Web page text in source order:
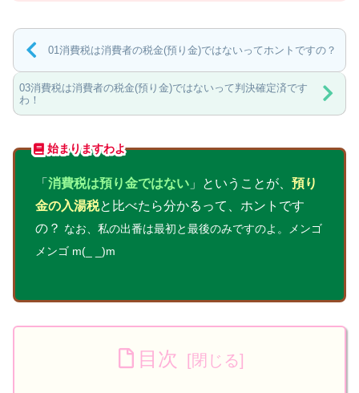
01消費税は消費者の税金(預り金)ではないってホントですの？
03消費税は消費者の税金(預り金)ではないって判決確定済です
わ！
始まりますわよ
「 消費税は預り金ではない」ということが、 預り
金の入湯税と比べたら分かるって、ホントです
の？ なお、私の出番は最初と最後のみですのよ。メンゴ
メンゴ m(_ _)m
目次